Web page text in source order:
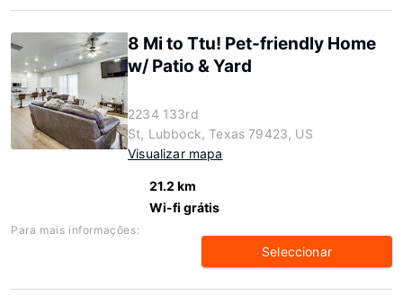
8 Mi to Ttu! Pet-friendly Home
w/ Patio & Yard
2234 133rd
St, Lubbock, Texas 79423, US
Visualizar mapa
21.2 km
Wi-fi grátis
Para mais informações:
Seleccionar